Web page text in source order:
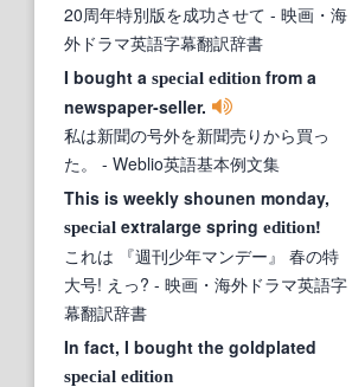
20周年特別版を成功させて - 映画・海
外ドラマ英語字幕翻訳辞書
I bought a special edition from a
newspaper‐seller.
私は新聞の号外を新聞売りから買っ
た。
- Weblio英語基本例文集
This is weekly shounen monday,
special extralarge spring edition!
これは 『週刊少年マンデー』 春の特
大号! えっ? - 映画・海外ドラマ英語字
幕翻訳辞書
In fact, I bought the goldplated
special edition